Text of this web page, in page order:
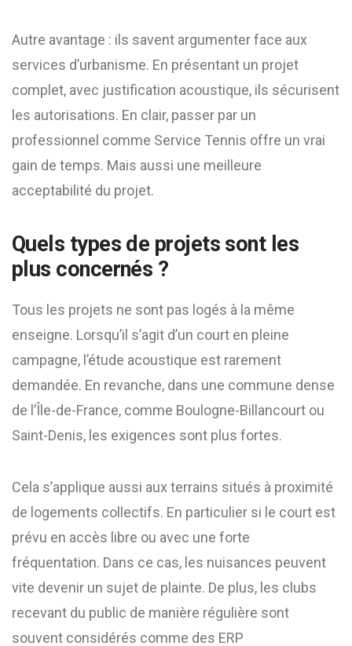
Autre avantage : ils savent argumenter face aux
services d’urbanisme. En présentant un projet
complet, avec justification acoustique, ils sécurisent
les autorisations. En clair, passer par un
professionnel comme Service Tennis offre un vrai
gain de temps. Mais aussi une meilleure
acceptabilité du projet.
Quels types de projets sont les
plus concernés ?
Tous les projets ne sont pas logés à la même
enseigne. Lorsqu’il s’agit d’un court en pleine
campagne, l’étude acoustique est rarement
demandée. En revanche, dans une commune dense
de l’Île-de-France, comme Boulogne-Billancourt ou
Saint-Denis, les exigences sont plus fortes.
Cela s’applique aussi aux terrains situés à proximité
de logements collectifs. En particulier si le court est
prévu en accès libre ou avec une forte
fréquentation. Dans ce cas, les nuisances peuvent
vite devenir un sujet de plainte. De plus, les clubs
recevant du public de manière régulière sont
souvent considérés comme des ERP